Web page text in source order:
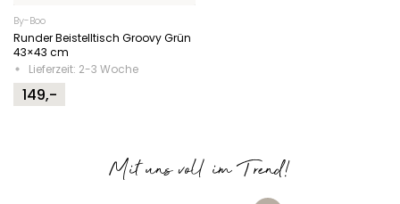
By-Boo
Runder Beistelltisch Groovy Grün
43×43 cm
Lieferzeit: 2-3 Woche
149,-
Mit uns voll im Trend!